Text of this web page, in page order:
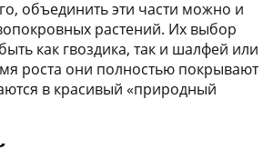
объединить эти части можно и
растений. Их выбор
как гвоздика, так и шалфей или
роста они полностью покрывают
в красивый «природный